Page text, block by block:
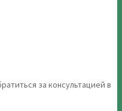
за консультацией в